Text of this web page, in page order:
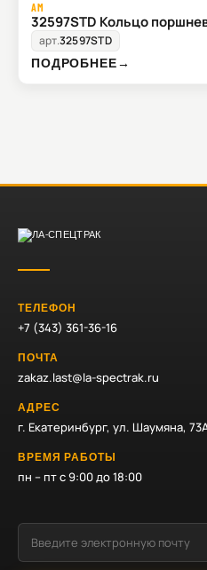
AM
32597STD Кольцо
арт.32597STD
ПОДРОБНЕЕ→
ТЕЛЕФОН
+7 (343) 361-36-16
ПОЧТА
zakaz.last@la-spectrak.ru
АДРЕС
г. Екатеринбург, ул. Шаумяна,
ВРЕМЯ РАБОТЫ
пн – пт с 9:00 до 18:00